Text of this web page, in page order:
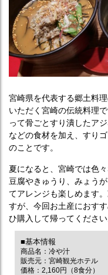
宮崎県を代表する郷土料
いただく宮崎の伝統料理
って骨ごとすり潰したア
などの食材を加え、すり
のことです。
夏になると、宮崎では色
豆腐やきゅうり、みょう
てアレンジも楽しめます
すが、今回お土産におす
ひ購入して帰ってください
■基本情報
商品名：冷や汁
販売元：宮崎観光ホテル
価格：2,160円（8食分）